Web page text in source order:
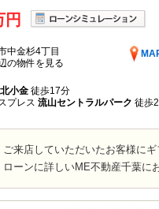
円
中金杉4丁目
の物件を見る
北小金 徒歩17分
プレス 流山セントラルパーク 徒歩
ご来店していただいたお客様に
ローンに詳しいME不動産千葉に